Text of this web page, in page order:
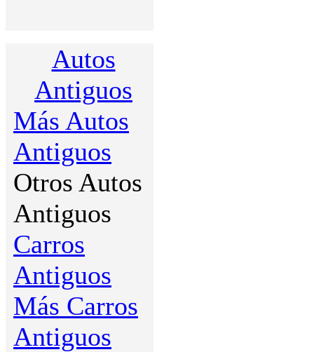
Autos
Antiguos
Más Autos
Antiguos
Otros Autos
Antiguos
Carros
Antiguos
Más Carros
Antiguos